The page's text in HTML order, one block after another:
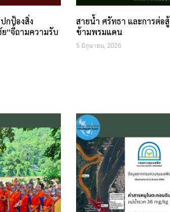
กป้องสิ่ง
”จี้ถามความรับ
สายน้ำ ศรัทธา และการต่อ
ข้ามพรมแดน
5 มิถุนายน, 2026